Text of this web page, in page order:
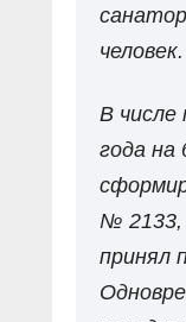
человек.
В числе
года на
№ 2133,
принял